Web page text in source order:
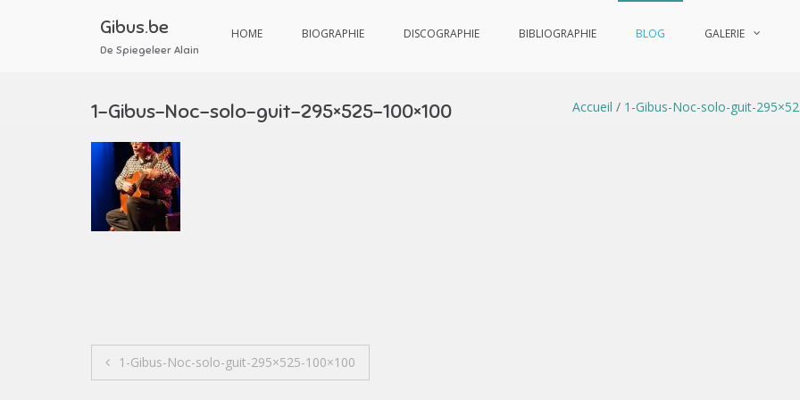
Gibus.be
De Spiegeleer Alain
HOME BIOGRAPHIE DISCOGRAPHIE BIBLIOGRAPHIE BLOG GALERIE
1-Gibus-Noc-solo-guit-295×525-100×100 Accueil / 1-Gibus-Noc-solo-guit-
Navigation
1-Gibus-Noc-solo-guit-295×525-100×100